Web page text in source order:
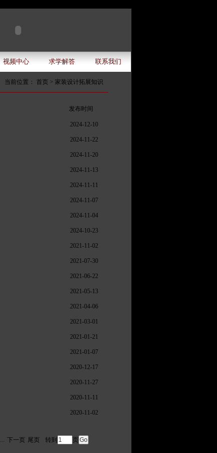
视频中心 求学解答 联系我们
当前位置： 首页 > 家装设计拓展知识
发布时间
2024-12-10
2024-11-22
2024-11-20
2024-11-13
2024-11-11
2024-11-07
2024-11-04
2024-10-23
2021-11-02
2021-07-30
2021-06-22
2021-05-13
2021-04-06
2021-03-01
2021-01-21
2021-01-07
2020-12-17
2020-11-27
2020-11-11
2020-11-02
... 下一页 尾页 转到 页